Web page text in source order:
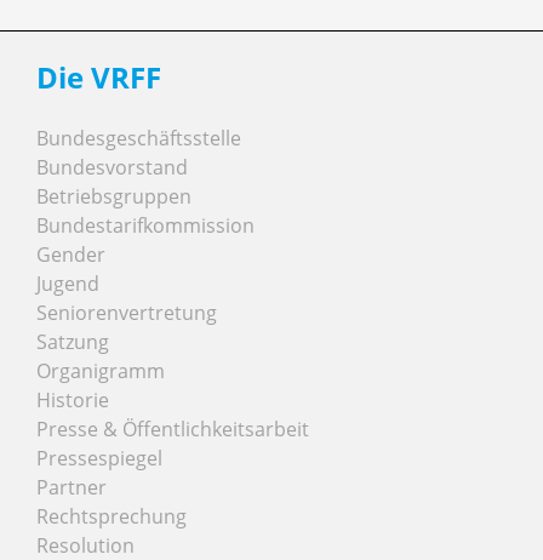
Die VRFF
Bundesgeschäftsstelle
Bundesvorstand
Betriebsgruppen
Bundestarifkommission
Gender
Jugend
Seniorenvertretung
Satzung
Organigramm
Historie
Presse & Öffentlichkeitsarbeit
Pressespiegel
Partner
Rechtsprechung
Resolution